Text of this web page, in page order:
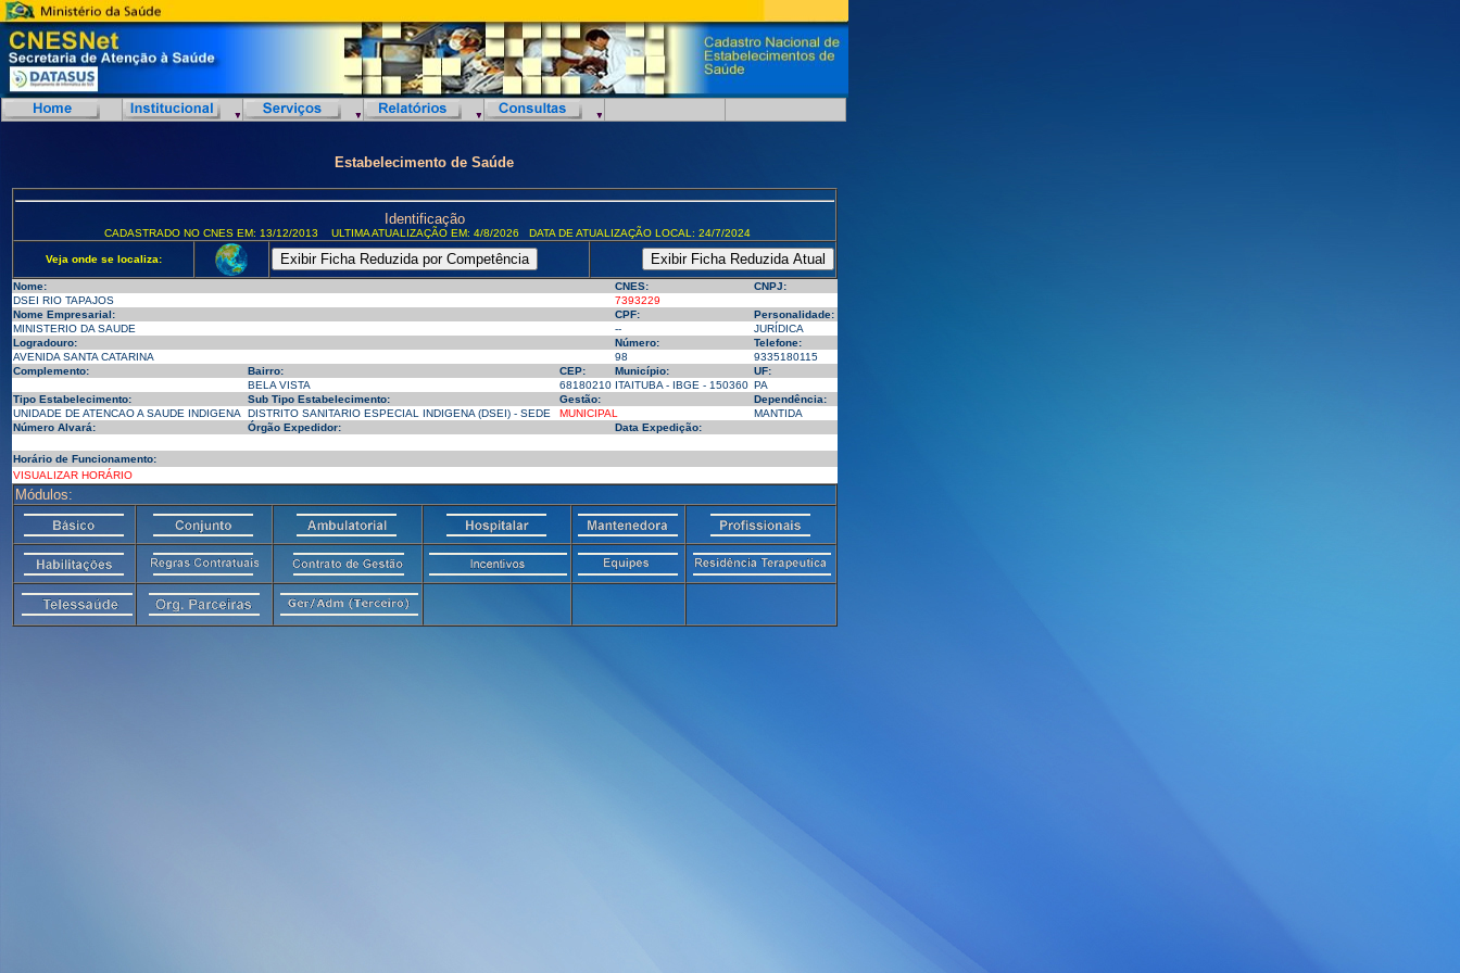
Estabelecimento de Saúde
Identificação
CADASTRADO NO CNES EM: 13/12/2013 ULTIMA ATUALIZAÇÃO EM: 4/8/2026 DATA DE ATUALIZAÇÃO LOCAL: 24/7/2024
Veja onde se localiza:
Nome: CNES:
CNPJ:
DSEI RIO TAPAJOS
7393229
Nome Empresarial:
CPF:
Personalidade:
MINISTERIO DA SAUDE
--
JURÍDICA
Logradouro:
Número:
Telefone:
AVENIDA SANTA CATARINA
98
9335180115
Complemento:
Bairro: CEP: Município:
UF:
BELA VISTA
68180210 ITAITUBA - IBGE - 150360 PA
Tipo Estabelecimento:
Sub Tipo Estabelecimento: Gestão:
Dependência:
UNIDADE DE ATENCAO A SAUDE INDIGENA
DISTRITO SANITARIO ESPECIAL INDIGENA (DSEI) - SEDE MUNICIPAL
MANTIDA
Número Alvará:
Órgão Expedidor: Data Expedição:
Horário de Funcionamento:
VISUALIZAR HORÁRIO
Módulos: